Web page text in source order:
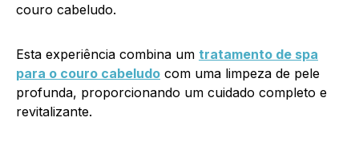
couro cabeludo.
Esta experiência combina um tratamento de spa
para o couro cabeludo com uma limpeza de pele
profunda, proporcionando um cuidado completo e
revitalizante.